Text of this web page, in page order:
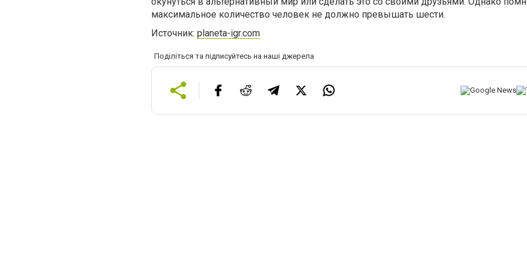
максимальное количество человек не должно превышать шести.
Источник: planeta-igr.com
Поділіться та підписуйтесь на наші джерела